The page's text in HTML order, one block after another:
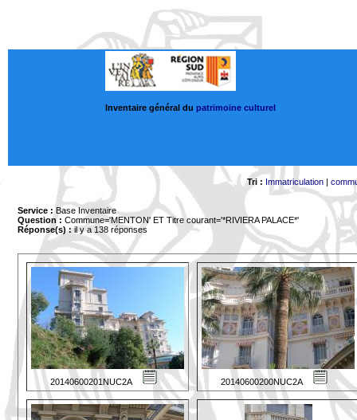
Inventaire général du patrimoine culturel
Tri : Immatriculation|
Service : Base Inventaire
Question : Commune='MENTON' ET Titre courant='*RIVIERA PALACE*'
Réponse(s) :il y a 138 réponses
20140600201NUC2A 20140600200NUC2A